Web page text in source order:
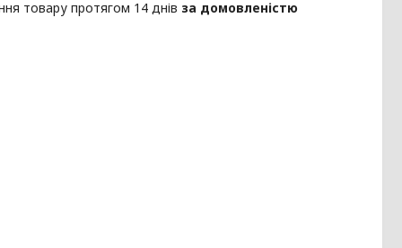
товару протягом 14 днів за домовленістю